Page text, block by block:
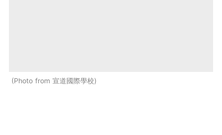
Photo from 宣道國際學校